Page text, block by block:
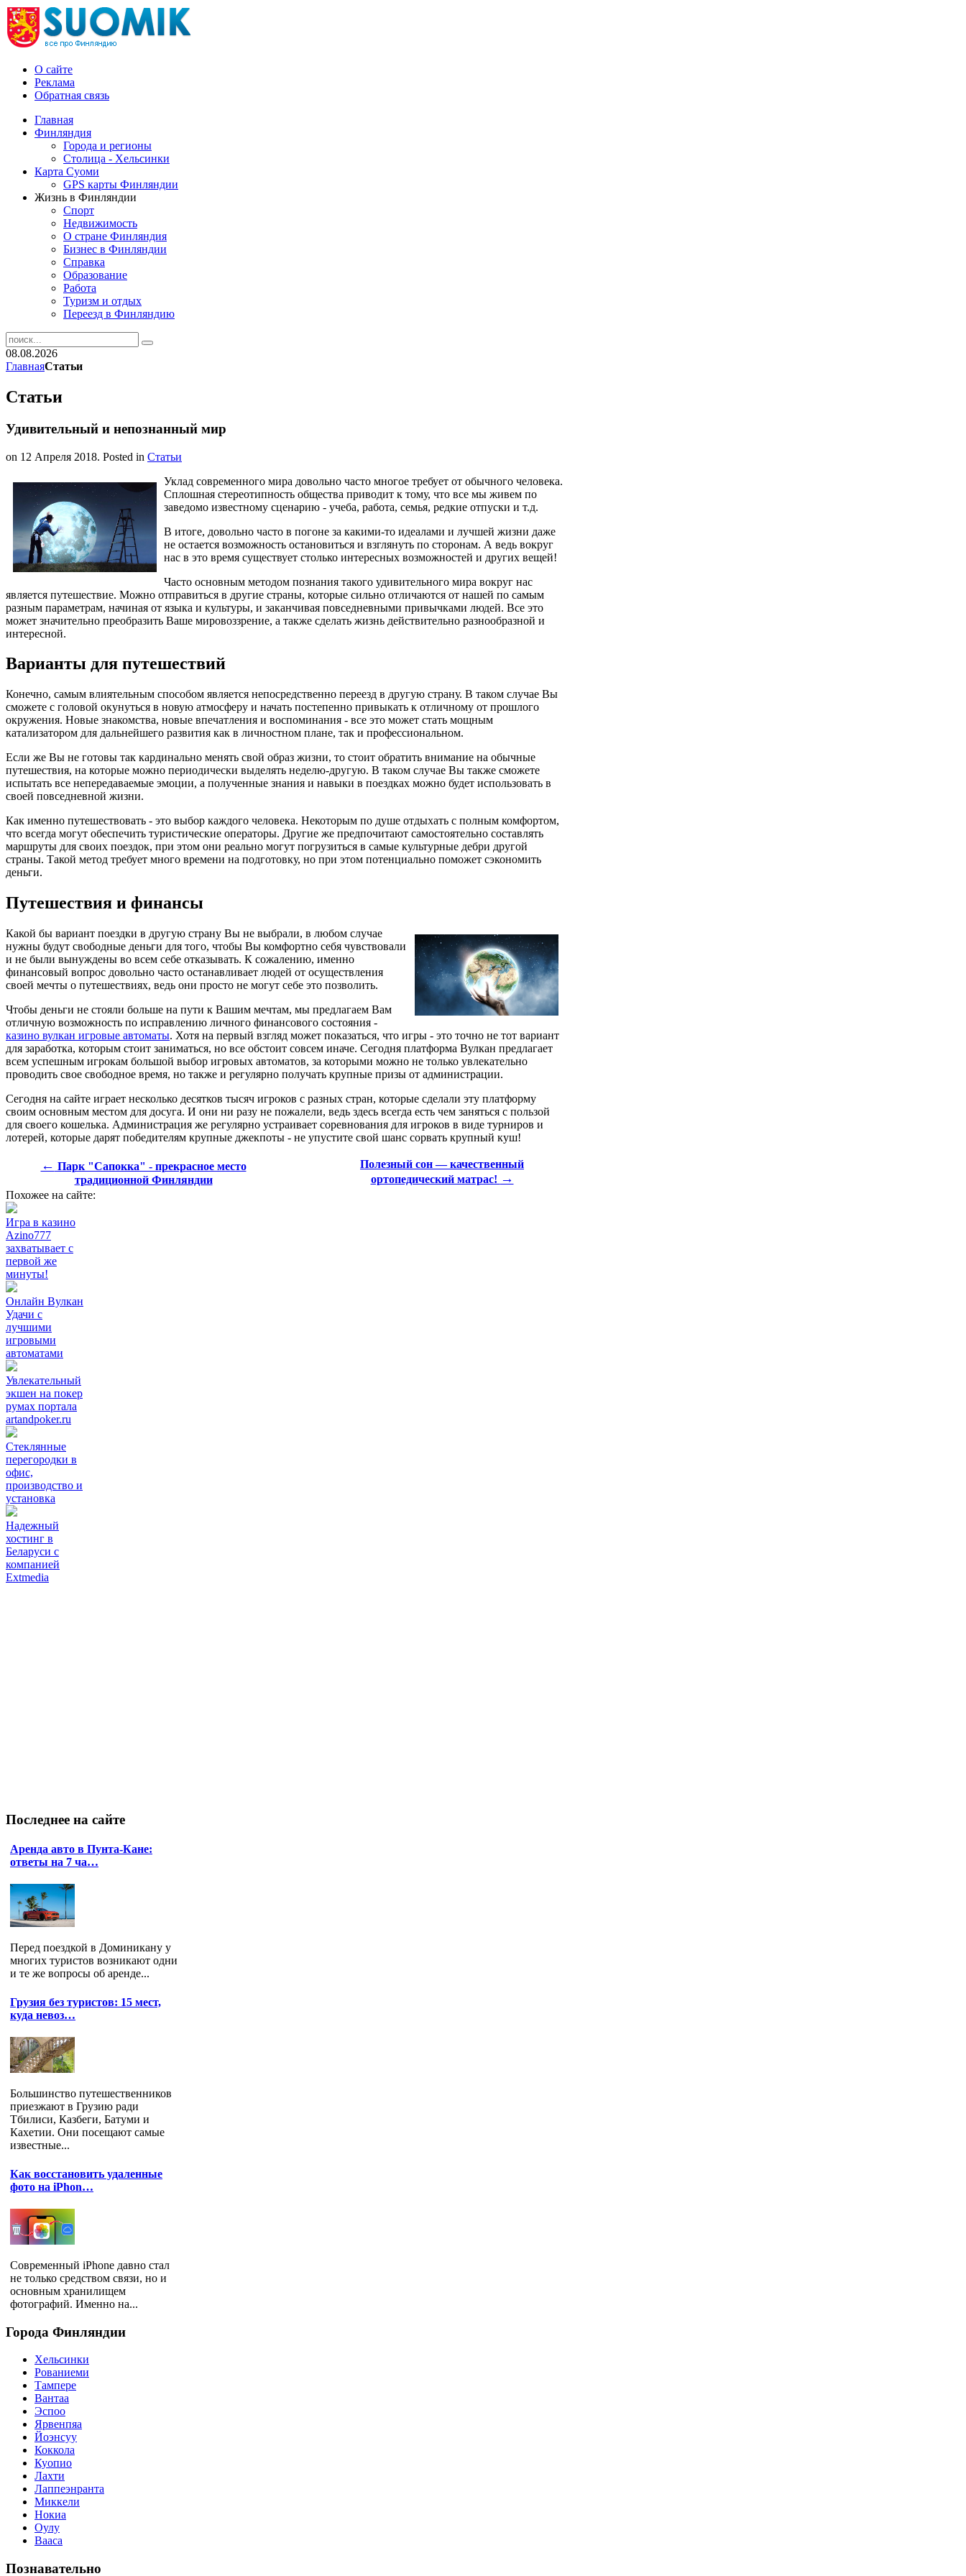
О сайте
Реклама
Обратная связь
Главная
Финляндия
Города и регионы
Столица - Хельсинки
Карта Суоми
GPS карты Финляндии
Жизнь в Финляндии
Спорт
Недвижимость
О стране Финляндия
Бизнес в Финляндии
Справка
Образование
Работа
Туризм и отдых
Переезд в Финляндию
08.08.2026
ГлавнаяСтатьи
Статьи
Удивительный и непознанный мир
on 12 Апреля 2018. Posted in Статьи
Уклад современного мира довольно часто многое требует от обычного человека.
Сплошная стереотипность общества приводит к тому, что все мы живем по
заведомо известному сценарию - учеба, работа, семья, редкие отпуски и т.д.
В итоге, довольно часто в погоне за какими-то идеалами и лучшей жизни даже
не остается возможность остановиться и взглянуть по сторонам. А ведь вокруг
нас в это время существует столько интересных возможностей и других вещей!
Часто основным методом познания такого удивительного мира вокруг нас
является путешествие. Можно отправиться в другие страны, которые сильно отличаются от нашей по самым
разным параметрам, начиная от языка и культуры, и заканчивая повседневными привычками людей. Все это
может значительно преобразить Ваше мировоззрение, а также сделать жизнь действительно разнообразной и
интересной.
Варианты для путешествий
Конечно, самым влиятельным способом является непосредственно переезд в другую страну. В таком случае Вы
сможете с головой окунуться в новую атмосферу и начать постепенно привыкать к отличному от прошлого
окружения. Новые знакомства, новые впечатления и воспоминания - все это может стать мощным
катализатором для дальнейшего развития как в личностном плане, так и профессиональном.
Если же Вы не готовы так кардинально менять свой образ жизни, то стоит обратить внимание на обычные
путешествия, на которые можно периодически выделять неделю-другую. В таком случае Вы также сможете
испытать все непередаваемые эмоции, а полученные знания и навыки в поездках можно будет использовать в
своей повседневной жизни.
Как именно путешествовать - это выбор каждого человека. Некоторым по душе отдыхать с полным комфортом,
что всегда могут обеспечить туристические операторы. Другие же предпочитают самостоятельно составлять
маршруты для своих поездок, при этом они реально могут погрузиться в самые культурные дебри другой
страны. Такой метод требует много времени на подготовку, но при этом потенциально поможет сэкономить
деньги.
Путешествия и финансы
Какой бы вариант поездки в другую страну Вы не выбрали, в любом случае
нужны будут свободные деньги для того, чтобы Вы комфортно себя чувствовали
и не были вынуждены во всем себе отказывать. К сожалению, именно
финансовый вопрос довольно часто останавливает людей от осуществления
своей мечты о путешествиях, ведь они просто не могут себе это позволить.
Чтобы деньги не стояли больше на пути к Вашим мечтам, мы предлагаем Вам
отличную возможность по исправлению личного финансового состояния -
казино вулкан игровые автоматы. Хотя на первый взгляд может показаться, что игры - это точно не тот вариант
для заработка, которым стоит заниматься, но все обстоит совсем иначе. Сегодня платформа Вулкан предлагает
всем успешным игрокам большой выбор игровых автоматов, за которыми можно не только увлекательно
проводить свое свободное время, но также и регулярно получать крупные призы от администрации.
Сегодня на сайте играет несколько десятков тысяч игроков с разных стран, которые сделали эту платформу
своим основным местом для досуга. И они ни разу не пожалели, ведь здесь всегда есть чем заняться с пользой
для своего кошелька. Администрация же регулярно устраивает соревнования для игроков в виде турниров и
лотерей, которые дарят победителям крупные джекпоты - не упустите свой шанс сорвать крупный куш!
← Парк "Сапокка" - прекрасное место
традиционной Финляндии
Полезный сон — качественный
ортопедический матрас! →
Похожее на сайте:
Игра в казино
Azino777
захватывает с
первой же
минуты!
Онлайн Вулкан
Удачи с
лучшими
игровыми
автоматами
Увлекательный
экшен на покер
румах портала
artandpoker.ru
Стеклянные
перегородки в
офис,
производство и
установка
Надежный
хостинг в
Беларуси с
компанией
Extmedia
Последнее на сайте
Аренда авто в Пунта-Кане:
ответы на 7 ча…
Перед поездкой в Доминикану у
многих туристов возникают одни
и те же вопросы об аренде...
Грузия без туристов: 15 мест,
куда невоз…
Большинство путешественников
приезжают в Грузию ради
Тбилиси, Казбеги, Батуми и
Кахетии. Они посещают самые
известные...
Как восстановить удаленные
фото на iPhon…
Современный iPhone давно стал
не только средством связи, но и
основным хранилищем
фотографий. Именно на...
Города Финляндии
Хельсинки
Рованиеми
Тампере
Вантаа
Эспоо
Ярвенпяа
Йоэнсуу
Коккола
Куопио
Лахти
Лаппеэнранта
Миккели
Нокиа
Оулу
Вааса
Познавательно